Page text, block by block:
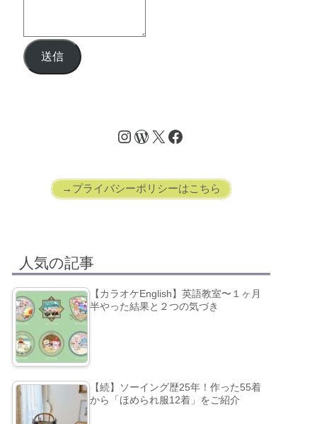
送信
→プライバシーポリシーはこちら
人気の記事
【カラオケEnglish】英語教室〜１ヶ月
半やった結果と２つの気づき
【続】ソーイング歴25年！作った55着
から「ほめられ服12着」をご紹介